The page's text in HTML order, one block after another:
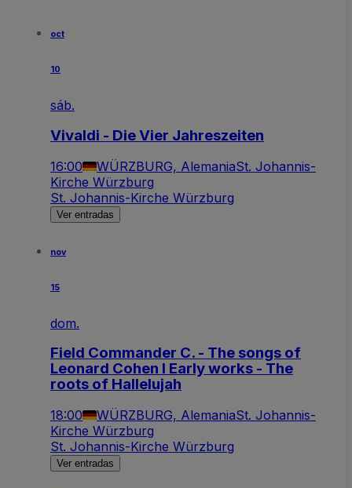
oct
10
sáb.
Vivaldi - Die Vier Jahreszeiten
16:00 WÜRZBURG, AlemaniaSt. Johannis-
Kirche Würzburg
St. Johannis-Kirche Würzburg
Ver entradas
nov
15
dom.
Field Commander C. - The songs of
Leonard Cohen I Early works - The
roots of Hallelujah
18:00 WÜRZBURG, AlemaniaSt. Johannis-
Kirche Würzburg
St. Johannis-Kirche Würzburg
Ver entradas